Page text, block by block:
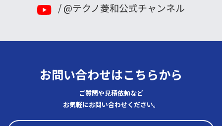
/ @テクノ菱和公式チャンネル
お問い合わせはこちらから
ご質問や見積依頼など
お気軽にお問い合わせください。